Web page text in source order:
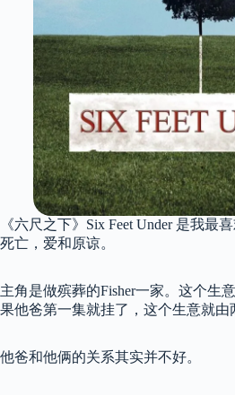
《六尺之下》Six Feet Under 是我最
死亡，爱和原谅。
主角是做殡葬的Fisher一家。这个生
果他爸第一集就挂了，这个生意就由
他爸和他俩的关系其实并不好。